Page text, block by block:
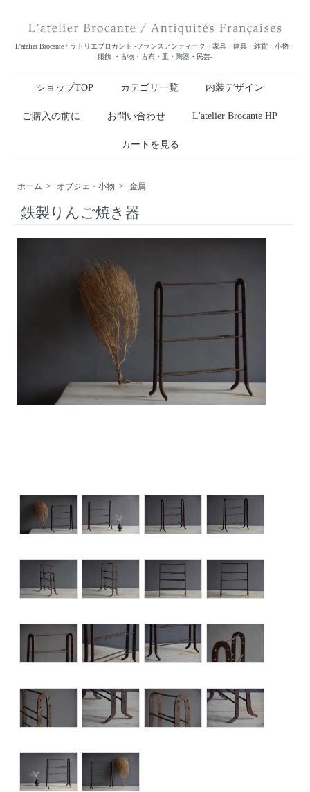
L'atelier Brocante / ラトリエブロカント -フランスアンティーク・家具・建具・雑貨・小物・
服飾 ・古物・古布・皿・陶器・民芸-
ショップTOP カテゴリ一覧 内装デザイン
ご購入の前に お問い合わせ L'atelier Brocante HP
カートを見る
ホーム > オブジェ・小物 > 金属
鉄製りんご焼き器